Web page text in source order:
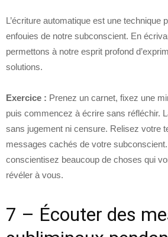
L’écriture automatique est une technique
enfouies de notre subconscient. En
permettons à notre esprit profond
solutions.
Exercice : Prenez un carnet, fixez une
puis commencez à écrire sans réfléchir.
sans jugement ni censure. Relisez votre
messages cachés de votre
conscientisez beaucoup de choses qui
révéler à vous.
7 – Écouter des